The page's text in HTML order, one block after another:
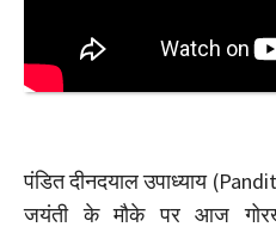
पंडित दीनदयाल उपाध्याय
जयंती के मौके पर आज